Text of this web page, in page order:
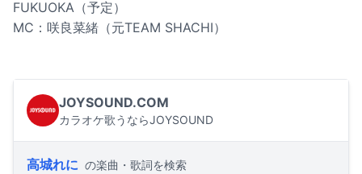
FUKUOKA（予定）
MC：咲良菜緒（元TEAM SHACHI）
JOYSOUND.COM
カラオケ歌うならJOYSOUND
高城れに の楽曲・歌詞を検索